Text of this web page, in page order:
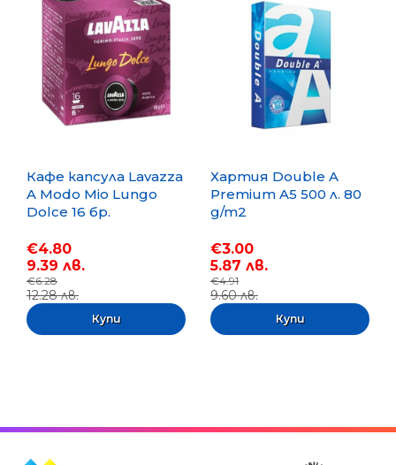
Кафе капсула Lavazza
A Modo Mio Lungo
Dolce 16 бр.
€4.80
9.39 лв.
€6.28
12.28 лв.
Хартия Double A
Premium A5 500 л. 80
g/m2
€3.00
5.87 лв.
€4.91
9.60 лв.